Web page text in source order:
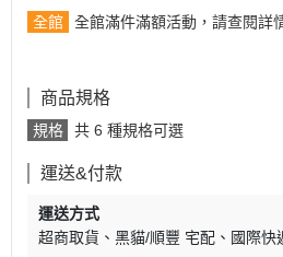
全館 全館滿件滿額活動，請查閱詳
商品規格
規格 共 6 種規格可選
運送&付款
運送方式
超商取貨
黑貓/順豐 宅配 國際快